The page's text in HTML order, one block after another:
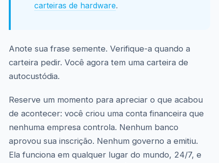
carteiras de hardware.
Anote sua frase semente. Verifique-a quando a
carteira pedir. Você agora tem uma carteira de
autocustódia.
Reserve um momento para apreciar o que acabou
de acontecer: você criou uma conta financeira que
nenhuma empresa controla. Nenhum banco
aprovou sua inscrição. Nenhum governo a emitiu.
Ela funciona em qualquer lugar do mundo, 24/7, e